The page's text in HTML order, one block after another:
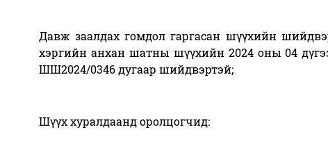
Давж заалдах гомдол гаргасан шүүхийн
хэргийн анхан шатны шүүхийн 2024 оны 04
ШШ2024/0346 дугаар шийдвэртэй;
Шүүх хуралдаанд оролцогчид: